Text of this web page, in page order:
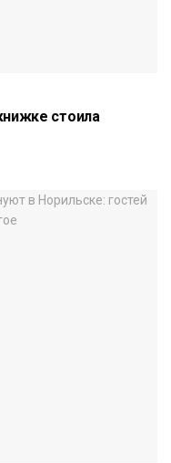
стоила